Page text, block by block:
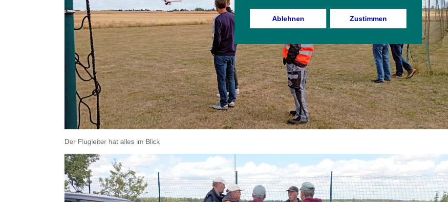
Der Flugleiter hat alles im Blick
Ablehnen Zustimmen